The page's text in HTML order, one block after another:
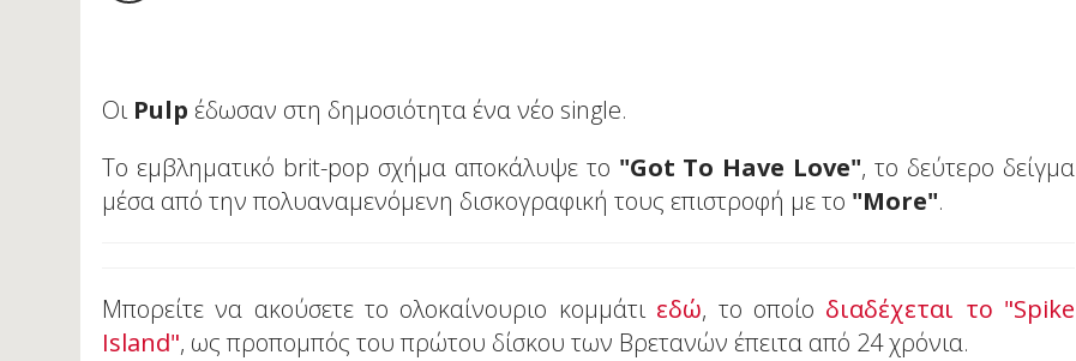
Οι Pulp έδωσαν στη δημοσιότητα ένα νέο single.
To εμβληματικό brit-pop σχήμα αποκάλυψε το "Got To Have Love", το δεύτερο δείγμα
μέσα από την πολυαναμενόμενη δισκογραφική τους επιστροφή με το "More".
Μπορείτε να ακούσετε το ολοκαίνουριο κομμάτι εδώ, το οποίο διαδέχεται το "Spike
Island", ως προπομπός του πρώτου δίσκου των Βρετανών έπειτα από 24 χρόνια.